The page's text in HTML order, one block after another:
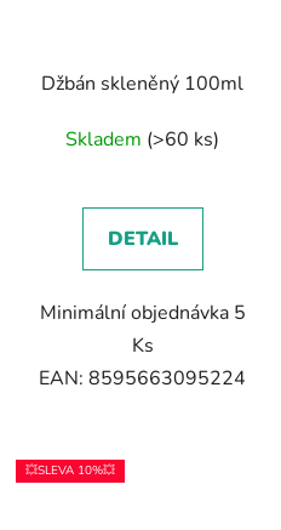
Džbán skleněný 100ml
Skladem (>60 ks)
DETAIL
Minimální objednávka 5
Ks
EAN: 8595663095224
💥SLEVA 10%💥